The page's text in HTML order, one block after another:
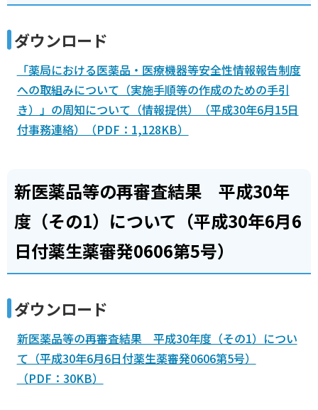
ダウンロード
「薬局における医薬品・医療機器等安全性情報報告制度
への取組みについて（実施手順等の作成のための手引
き）」の周知について（情報提供）（平成30年6月15日
付事務連絡）（PDF：1,128KB）
新医薬品等の再審査結果 平成30年
度（その1）について（平成30年6月6
日付薬生薬審発0606第5号）
ダウンロード
新医薬品等の再審査結果 平成30年度（その1）につい
て（平成30年6月6日付薬生薬審発0606第5号）
（PDF：30KB）